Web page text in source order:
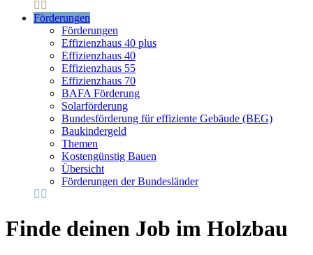
Förderungen
Förderungen
Effizienzhaus 40 plus
Effizienzhaus 40
Effizienzhaus 55
Effizienzhaus 70
BAFA Förderung
Solarförderung
Bundesförderung für effiziente Gebäude (BEG)
Baukindergeld
Themen
Kostengünstig Bauen
Übersicht
Förderungen der Bundesländer
Finde deinen Job im Holzbau